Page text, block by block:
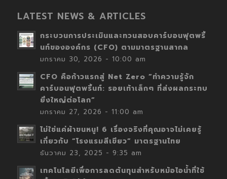
LATEST NEWS & ARTICLES
กระบวนการประเมินและทวนสอบคาร์บอนฟุตพริ้
นท์ขององค์กร (CFO) ตามมาตรฐานสากล
มกราคม 30, 2026 - 10:00 am
CFO คือก้าวแรกสู่ Net Zero “ทำความรู้จัก
คาร์บอนฟุตพริ้นท์: รอยเท้าเล็กๆ ที่ส่งผลกระทบ
ยิ่งใหญ่ต่อโลก”
มกราคม 27, 2026 - 11:00 am
ไม่ใช่แค่ผ้าขนหนู! 6 เรื่องจริงที่คุณอาจไม่เคยรู้
เกี่ยวกับ “โรงแรมสีเขียว” มาตรฐานไทย
ธันวาคม 23, 2025 - 9:35 am
เทคโนโลยีเพื่อการลดต้นทุนสำหรับหม้อไอน้ำที่ใช้